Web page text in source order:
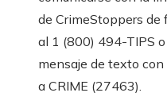
de CrimeStoppers de
al 1 (800) 494-TIPS
mensaje de texto con
a CRIME (27463).